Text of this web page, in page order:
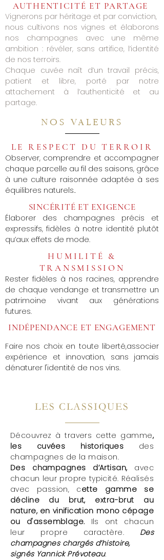
AUTHENTICITÉ ET PARTAGE
Vignerons par héritage et par conviction,
nous cultivons nos vignes et élaborons
nos champagnes avec une même
ambition : révéler, sans artifice, l’identité
de nos terroirs.
Chaque cuvée naît d’un travail précis,
patient et libre, porté par notre
attachement à l’authenticité et au
partage.
NOS VALEURS
LE RESPECT DU TERROIR
Observer, comprendre et accompagner
chaque parcelle au fil des saisons, grâce
à une culture raisonnée adaptée à ses
équilibres naturels..
SINCÉRITÉ ET EXIGENCE
Élaborer des champagnes précis et
expressifs, fidèles à notre identité plutôt
qu’aux effets de mode.
HUMILITÉ &
TRANSMISSION
Rester fidèles à nos racines, apprendre
de chaque vendange et transmettre un
patrimoine vivant aux générations
futures.
INDÉPENDANCE ET ENGAGEMENT
Faire nos choix en toute liberté,associer
expérience et innovation, sans jamais
dénaturer l'identité de nos vins.
LES CLASSIQUES
Découvrez à travers cette gamme,
les cuvées historiques des
champagnes de la maison.
Des champagnes d’Artisan, avec
chacun leur propre typicité. Réalisés
avec passion, cette gamme se
décline du brut, extra-brut au
nature, en vinification mono cépage
ou d'assemblage. Ils ont chacun
leur propre caractère. Des
champagnes chargés d’histoire,
signés Yannick Prévoteau.